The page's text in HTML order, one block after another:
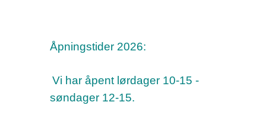
Åpningstider 2026:
Vi har åpent lørdager 10-15 -
søndager 12-15.